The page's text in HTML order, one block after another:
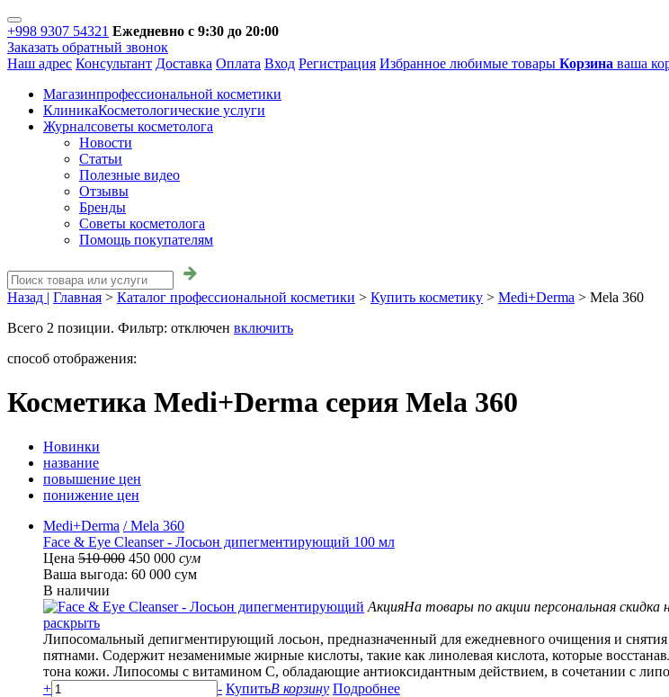
+998 9307 54321 Ежедневно с 9:30 до 20:00
Заказать обратный звонок
Наш адрес Консультант Доставка Оплата Вход Регистрация Избранное любимые товары Корзина ваша
Магазинпрофессиональной косметики
КлиникаКосметологические услуги
Журналсоветы косметолога
Новости
Статьи
Полезные видео
Отзывы
Бренды
Советы косметолога
Помощь покупателям
Назад | Главная > Каталог профессиональной косметики > Купить косметику > Medi+Derma > Mela 360
Всего 2 позиции. Фильтр: отключен включить
способ отображения:
Косметика Medi+Derma серия Mela 360
Новинки
название
повышение цен
понижение цен
Medi+Derma / Mela 360
Face & Eye Cleanser - Лосьон дипегментирующий 100 мл
Цена 510 000 450 000 сум
Ваша выгода: 60 000 сум
В наличии
АкцияНа товары по акции персональная скидка
раскрыть
Липосомальный депигментирующий лосьон, предназначенный для ежедневного очищения и
пятнами. Содержит незаменимые жирные кислоты, такие как линолевая кислота, которые
тона кожи. Липосомы с витамином С, обладающие антиоксидантным действием, в сочетании с
+
- КупитьВ корзину Подробнее